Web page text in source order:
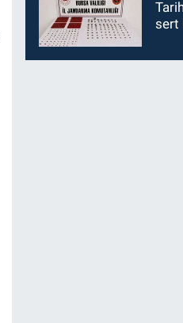
sert